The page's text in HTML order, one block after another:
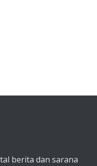
berita dan sarana